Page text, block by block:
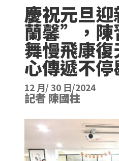
慶祝元旦
蘭馨”，陳
舞慢飛康
心傳遞不停
12 月/ 30 日/2024
記者 陳國柱